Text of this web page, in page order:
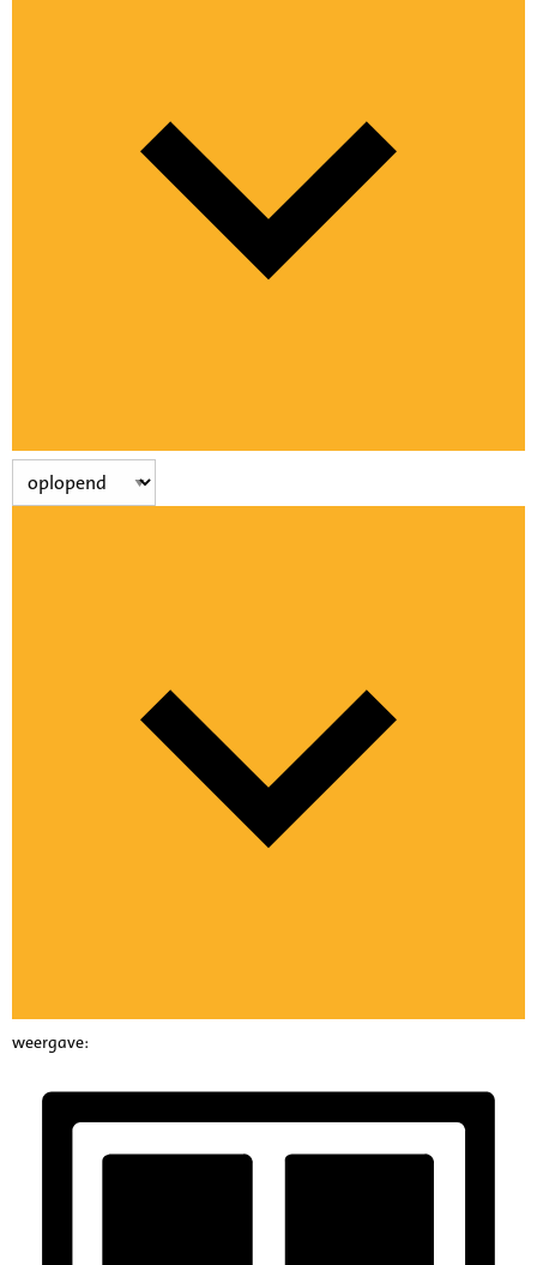
weergave: